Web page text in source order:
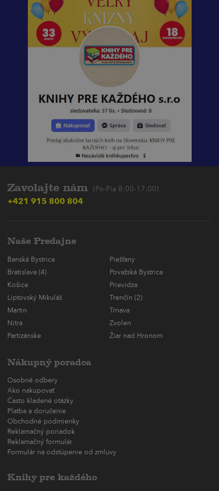
Zavolajte nám (Po-Pia 8:00-17:00)
+421 915 800 804
Naše Predajne
Banská Bystrica
Piešťany
Bratislava (4)
Považská Bystrica
Košice
Prievidza
Liptovský Mikuláš
Trenčín (2)
Martin
Trnava
Nitra
Zvolen
Partizánske
Žiar nad Hronom
Nákupný poradca
Osobné odbery
Ako nakupovať
Často kladené otázky
Platba a doručenie
Obchodné podmienky
Reklamačný poriadok
Reklamačný formulár
Formulár na odstúpenie od zmluvy
Knihy pre každého